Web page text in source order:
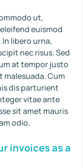
ut,
euismod
libero urna,
nec risus. Sed
at tempor justo
Cum
dis parturient
vitae ante
sit amet mauris
odio.
invoices as a